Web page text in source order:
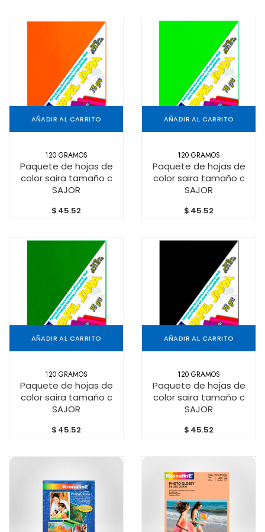
AÑADIR AL CARRITO
120 GRAMOS
Paquete de hojas de
color saira tamaño c
SAJOR
$ 45.52
AÑADIR AL CARRITO
120 GRAMOS
Paquete de hojas de
color saira tamaño c
SAJOR
$ 45.52
AÑADIR AL CARRITO
120 GRAMOS
Paquete de hojas de
color saira tamaño c
SAJOR
$ 45.52
AÑADIR AL CARRITO
120 GRAMOS
Paquete de hojas de
color saira tamaño c
SAJOR
$ 45.52